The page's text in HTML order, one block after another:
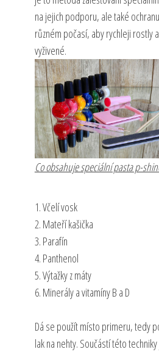
na jejich podporu, ale také
různém počasí, aby rychleji rostly
vyživené.
Co obsahuje speciální pasta p-
1. Včelí vosk
2. Mateří kašička
3. Parafín
4. Panthenol
5. Výtažky z máty
6. Minerály a vitamíny B a D
Dá se použít místo primeru, tedy
lak na nehty. Součástí této